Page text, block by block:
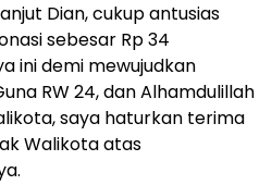
Dian, cukup antusias
sebesar Rp 34
ini demi mewujudkan
RW 24, dan Alhamdulillah
saya haturkan terima
Walikota atas